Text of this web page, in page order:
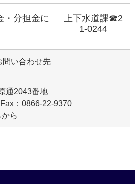
・分担金に
上下水道課☎2
1-0244
問い合わせ先
通2043番地
：0866-22-9370
ら